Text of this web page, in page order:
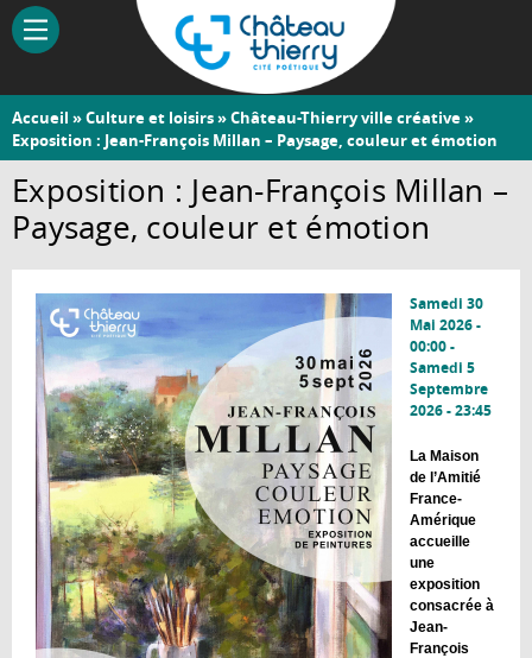
Aller
contenu
Château-
Thierry
Vous
êtes
ici
Accueil »Culture et loisirs»Château-Thierry ville créative»
Exposition : Jean-François Millan – Paysage, couleur et émotion
Exposition : Jean-François Millan –
Paysage, couleur et émotion
Samedi 30
Mai 2026 -
00:00-
Samedi 5
Septembre
2026 - 23:45
La Maison
de l’Amitié
France-
Amérique
accueille
une
exposition
consacrée à
Jean-
François